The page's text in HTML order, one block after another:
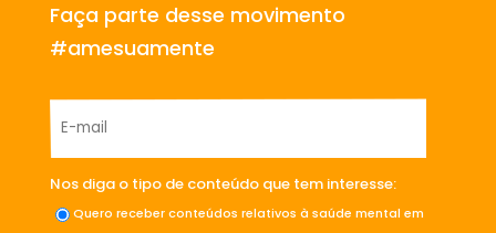
Faça parte desse movimento
#amesuamente
Nos diga o tipo de conteúdo que tem interesse:
Quero receber conteúdos relativos à saúde mental em